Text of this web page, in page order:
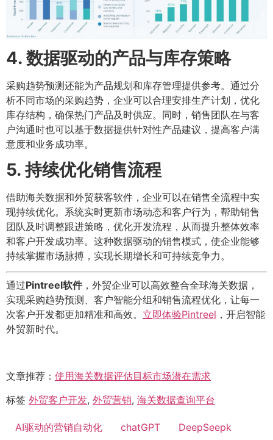
4. 数据驱动的产品与库存策略
采购趋势预测还能为产品规划和库存管理提供参考。通过分
析不同市场的采购趋势，企业可以合理安排生产计划，优化
库存结构，确保热门产品及时供应。同时，销售团队在与客
户沟通时也可以基于数据提供针对性产品建议，提高客户满
意度和业务成功率。
5. 持续优化销售流程
借助海关数据和外贸获客软件，企业可以在销售全流程中实
现持续优化。系统实时更新市场动态和客户行为，帮助销售
团队及时调整跟进策略，优化开发流程，从而提升整体效率
和客户开发成功率。这种数据驱动的销售模式，使企业能够
持续掌握市场脉搏，实现长期增长和可持续竞争力。
通过Pintreel软件，外贸企业可以高效整合全球海关数据，
实现采购趋势预测、客户智能分组和销售流程优化，让每一
次客户开发都更加精准和高效。 立即体验Pintreel ，开启智能
外贸新时代。
文章推荐： 使用海关数据评估目标市场潜在需求
标签 外贸客户开发, 外贸营销, 海关数据查询平台
AI驱动的营销自动化 chatGPT DeepSeepk